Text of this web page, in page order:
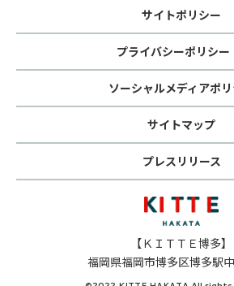
サイトポリシー
プライバシーポリシー
ソーシャルメディアポ
サイトマップ
プレスリリース
【ＫＩＴＴＥ博多】
福岡県福岡市博多区博多駅